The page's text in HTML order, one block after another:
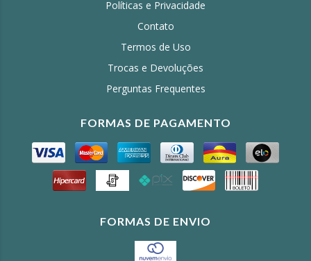
Políticas e Privacidade
Contato
Termos de Uso
Trocas e Devoluções
Perguntas Frequentes
FORMAS DE PAGAMENTO
FORMAS DE ENVIO